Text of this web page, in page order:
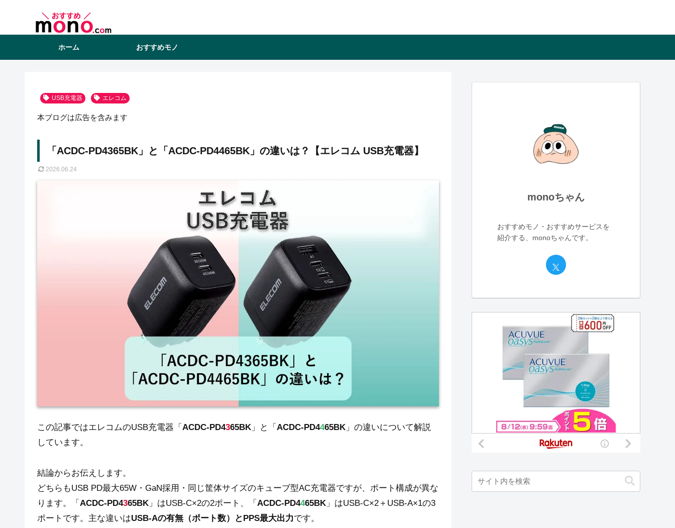
ホーム おすすめモノ
USB充電器 エレコム
「ACDC-PD4365BK」と「ACDC-PD4465BK」の違いは？【エレコム USB充電器】
2026.06.24
本ブログは広告を含みます
この記事ではエレコムのUSB充電器「 ACDC-PD4365BK 」と「 ACDC-PD4465BK 」の違いについて解説
しています。
結論からお伝えします。
どちらもUSB PD最大65W・GaN採用・同じ筐体サイズのキューブ型AC充電器ですが、ポート構成が異な
ります。「 ACDC-PD4365BK 」はUSB-C×2の2ポート、「 ACDC-PD4465BK 」はUSB-C×2＋USB-A×1の3
ポートです。主な違いはUSB-Aの有無（ポート数）とPPS最大出力です。
monoちゃん
おすすめモノ・おすすめサービスを
紹介する、monoちゃんです。